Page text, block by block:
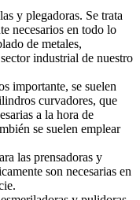
y plegadoras. Se trata
necesarios en todo lo
de metales,
industrial de nuestro
importante, se suelen
curvadores, que
a la hora de
se suelen emplear
las prensadoras y
son necesarias en